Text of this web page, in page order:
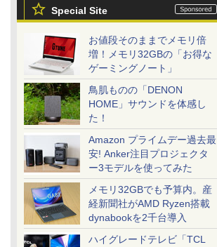
Special Site
お値段そのままでメモリ倍
増！メモリ32GBの「お得な
ゲーミングノート」
鳥肌ものの「DENON
HOME」サウンドを体感し
た！
Amazon プライムデー過去最
安! Anker注目プロジェクタ
ー3モデルを使ってみた
メモリ32GBでも予算内。産
経新聞社がAMD Ryzen搭載
dynabookを2千台導入
ハイグレードテレビ「TCL